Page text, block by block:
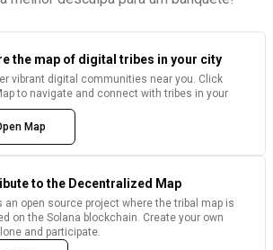
the map of digital tribes in your city
vibrant digital communities near you. Click
to navigate and connect with tribes in your
Map
to the Decentralized Map
an open source project where the tribal map is
on the Solana blockchain. Create your own
and participate.